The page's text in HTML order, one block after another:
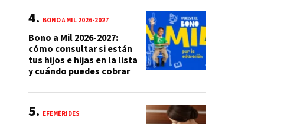
BONO A MIL 2026-2027
Bono a Mil 2026-2027:
cómo consultar si están
tus hijos e hijas en la lista
y cuándo puedes cobrar
EFEMÉRIDES